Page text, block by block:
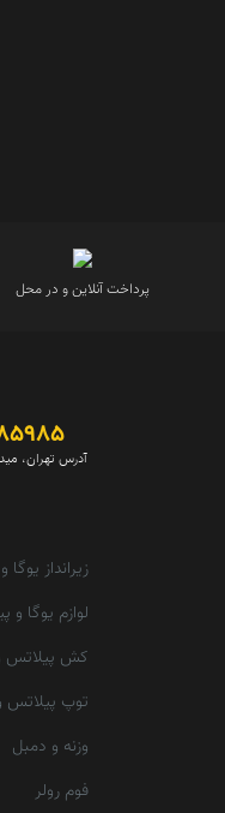
پرداخت آنلاین و در محل
آدرس تهران،
زیرانداز
لوازم یوگا و
کش پیلاتس
توپ پیلاتس
وزنه و دمبل
فوم رولر